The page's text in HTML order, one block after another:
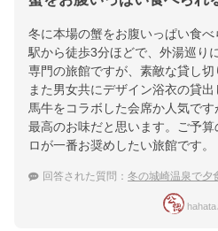
冬に本場の蟹をお腹いっぱい食
駅から徒歩3分ほどで、外湯巡り
専門の旅館ですが、素敵な貸し切
また男女共にデザイン浴衣の貸
馬牛をコラボした会席か人気で
最高のお味だと思います。ご予
ロが一番お奨めしたい旅館です。
回答された質問： 冬の城崎温泉で夕